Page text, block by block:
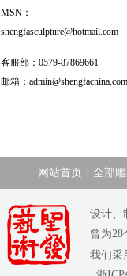
MSN：
shengfasculpture@hotmail.com
客服部：0579-87869661
邮箱：admin@shengfachina.com
网站首页 全部
设计、
曾为
我们